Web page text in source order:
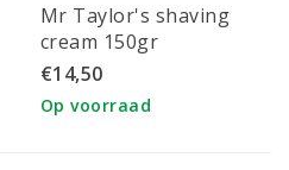
Mr Taylor's shaving
cream 150gr
scheercrème
€14,50
Op voorraad